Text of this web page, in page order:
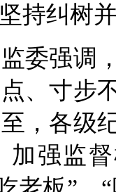
持纠树
强调，
、寸步
，各级
加强监